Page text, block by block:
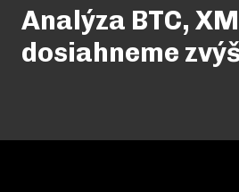
Analýza BTC,
dosiahneme